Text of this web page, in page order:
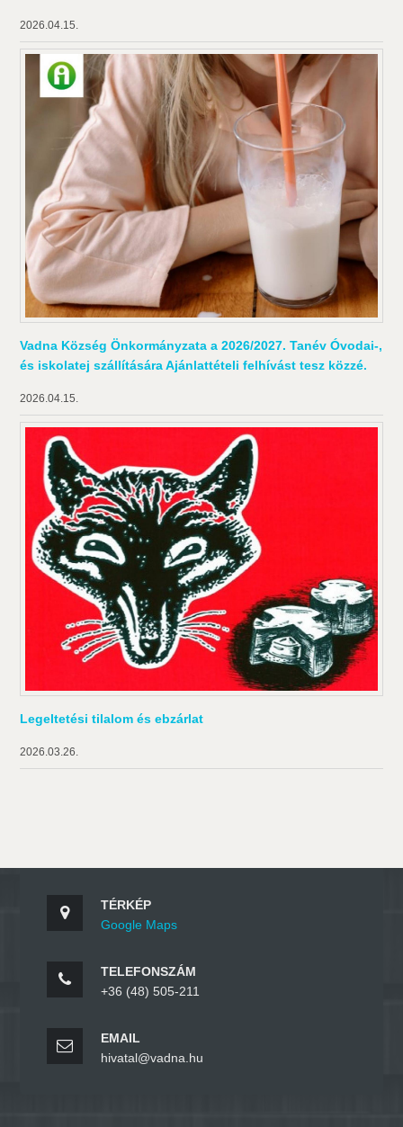
2026.04.15.
Vadna Község Önkormányzata a 2026/2027. Tanév Óvodai-,
és iskolatej szállítására Ajánlattételi felhívást tesz közzé.
2026.04.15.
Legeltetési tilalom és ebzárlat
2026.03.26.
TÉRKÉP
Google Maps
TELEFONSZÁM
+36 (48) 505-211
EMAIL
hivatal@vadna.hu